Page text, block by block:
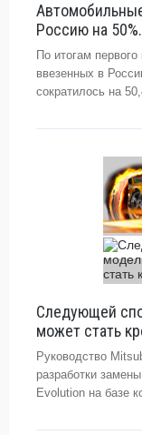
Россию на
По итогам
ввезенных в
сократилось на
Следующей
может стать
Руководство
разработки
Evolution на базе